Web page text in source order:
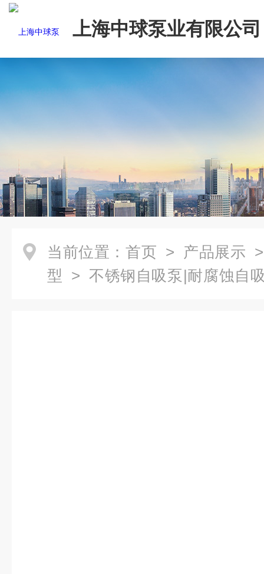
上海中球泵业有限公司
当前位置： 首页 > 产品展示
型 > 不锈钢自吸泵|耐腐蚀自